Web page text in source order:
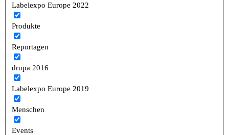
Labelexpo Europe 2022
Produkte
Reportagen
drupa 2016
Labelexpo Europe 2019
Menschen
Events